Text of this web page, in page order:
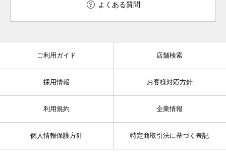
よくある質問
ご利用ガイド 店舗検索
採用情報 お客様対応方針
利用規約 企業情報
個人情報保護方針 特定商取引法に基づく表記